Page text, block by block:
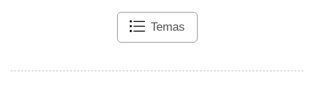
Temas